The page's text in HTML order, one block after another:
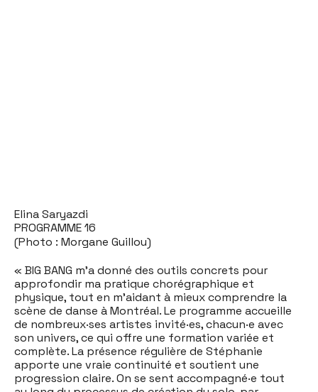
Elina Saryazdi
PROGRAMME 16
(Photo : Morgane Guillou)
« BIG BANG m’a donné des outils concrets pour
approfondir ma pratique chorégraphique et
physique, tout en m’aidant à mieux comprendre la
scène de danse à Montréal. Le programme accueille
de nombreux·ses artistes invité·es, chacun·e avec
son univers, ce qui offre une formation variée et
complète. La présence régulière de Stéphanie
apporte une vraie continuité et soutient une
progression claire. On se sent accompagné·e tout